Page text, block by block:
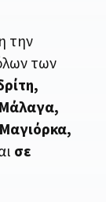
την
των
σε